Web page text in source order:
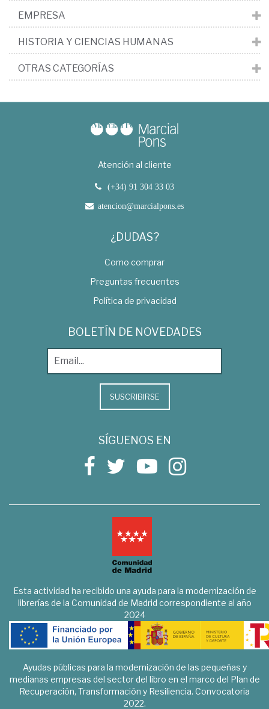
EMPRESA
HISTORIA Y CIENCIAS HUMANAS
OTRAS CATEGORÍAS
Atención al cliente
(+34) 91 304 33 03
atencion@marcialpons.es
¿DUDAS?
Como comprar
Preguntas frecuentes
Política de privacidad
BOLETÍN DE NOVEDADES
SUSCRIBIRSE
SÍGUENOS EN
Esta actividad ha recibido una ayuda para la modernización de
librerías de la Comunidad de Madrid correspondiente al año
2024
Ayudas públicas para la modernización de las pequeñas y
medianas empresas del sector del libro en el marco del Plan de
Recuperación, Transformación y Resiliencia. Convocatoria
2022.